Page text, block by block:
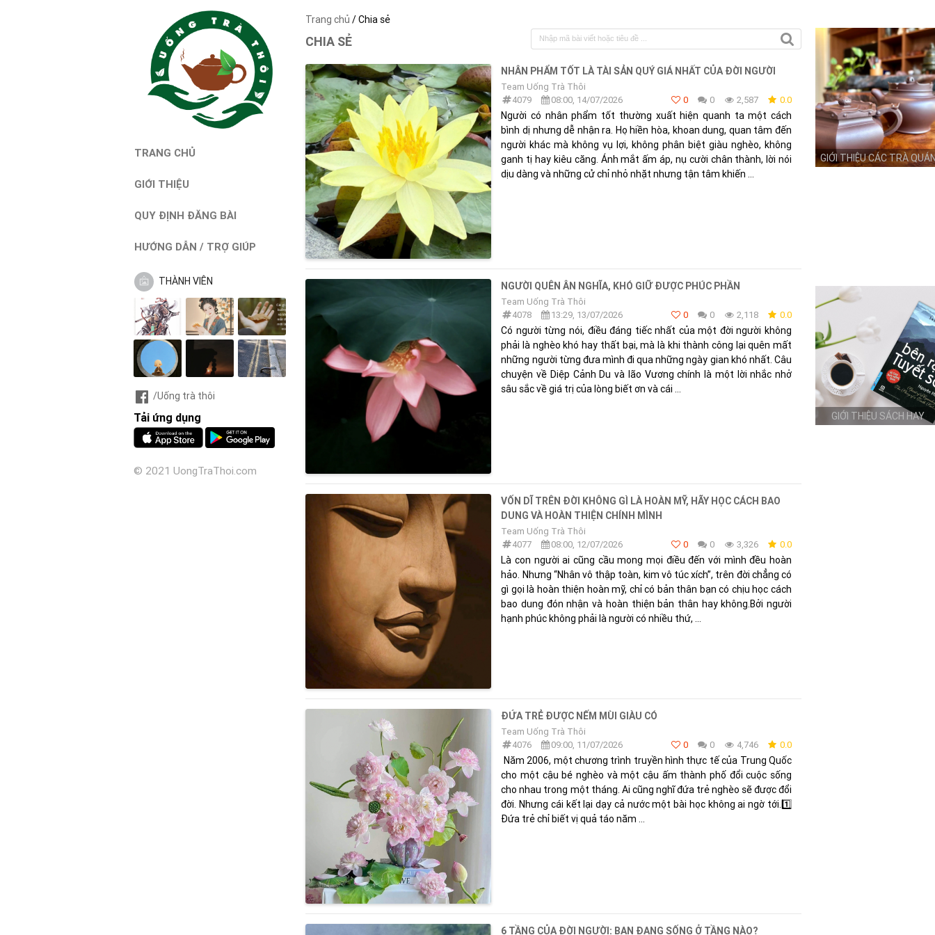
TRANG CHỦ
GIỚI THIỆU
QUY ĐỊNH ĐĂNG BÀI
HƯỚNG DẪN / TRỢ GIÚP
THÀNH VIÊN
/Uống trà thôi
Tải ứng dụng
© 2021 UongTraThoi.com
Trang chủ / Chia sẻ
CHIA SẺ
NHÂN PHẨM TỐT LÀ TÀI SẢN QUÝ GIÁ NHẤT CỦA ĐỜI NGƯỜI
Team Uống Trà Thôi
4079
08:00, 14/07/2026 0 0 2,587 0.0
Người có nhân phẩm tốt thường xuất hiện quanh ta một cách
bình dị nhưng dễ nhận ra. Họ hiền hòa, khoan dung, quan tâm đến
người khác mà không vụ lợi, không phân biệt giàu nghèo, không
ganh tị hay kiêu căng. Ánh mắt ấm áp, nụ cười chân thành, lời nói
dịu dàng và những cử chỉ nhỏ nhặt nhưng tận tâm khiến ...
NGƯỜI QUÊN ÂN NGHĨA, KHÓ GIỮ ĐƯỢC PHÚC PHẦN
Team Uống Trà Thôi
4078
13:29, 13/07/2026 0 0 2,118 0.0
Có người từng nói, điều đáng tiếc nhất của một đời người không
phải là nghèo khó hay thất bại, mà là khi thành công lại quên mất
những người từng đưa mình đi qua những ngày gian khó nhất. Câu
chuyện về Diệp Cảnh Du và lão Vương chính là một lời nhắc nhở
sâu sắc về giá trị của lòng biết ơn và cái ...
VỐN DĨ TRÊN ĐỜI KHÔNG GÌ LÀ HOÀN MỸ, HÃY HỌC CÁCH BAO
DUNG VÀ HOÀN THIỆN CHÍNH MÌNH
Team Uống Trà Thôi
4077
08:00, 12/07/2026 0 0 3,326 0.0
Là con người ai cũng cầu mong mọi điều đến với mình đều hoàn
hảo. Nhưng “Nhân vô thập toàn, kim vô túc xích”, trên đời chẳng có
gì gọi là hoàn thiện hoàn mỹ, chỉ có bản thân bạn có chịu học cách
bao dung đón nhận và hoàn thiện bản thân hay không.Bởi người
hạnh phúc không phải là người có nhiều thứ, ...
ĐỨA TRẺ ĐƯỢC NẾM MÙI GIÀU CÓ
Team Uống Trà Thôi
4076
09:00, 11/07/2026 0 0 4,746 0.0
Năm 2006, một chương trình truyền hình thực tế của Trung Quốc
cho một cậu bé nghèo và một cậu ấm thành phố đổi cuộc sống
cho nhau trong một tháng. Ai cũng nghĩ đứa trẻ nghèo sẽ được đổi
đời. Nhưng cái kết lại dạy cả nước một bài học không ai ngờ tới.1️⃣
Đứa trẻ chỉ biết vị quả táo năm ...
6 TẦNG CỦA ĐỜI NGƯỜI: BẠN ĐANG SỐNG Ở TẦNG NÀO?
GIỚI THIỆU CÁC TRÀ
GIỚI THIỆU SÁCH HAY